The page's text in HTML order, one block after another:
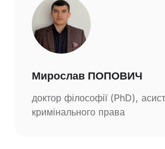
Мирослав ПОПОВИЧ
доктор філософії (PhD),
кримінального права